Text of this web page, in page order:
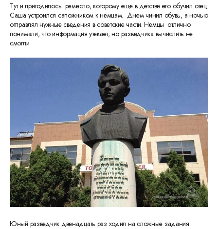
Тут и пригодилось ремесло, которому еще в детстве его обучил отец.
Саша устроился сапожником к немцам. Днем чинил обувь, а ночью
отправлял нужные сведения в советские части. Немцы отлично
понимали, что информация утекает, но разведчика вычислить не
смогли.
Юный разведчик двенадцать раз ходил на сложные задания.